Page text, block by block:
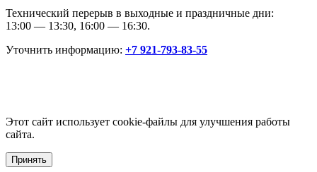
Технический перерыв в выходные и праздничные дни:
13:00 — 13:30, 16:00 — 16:30.
Уточнить информацию: +7 921-793-83-55
Этот сайт использует cookie-файлы для улучшения работы
сайта.
Принять